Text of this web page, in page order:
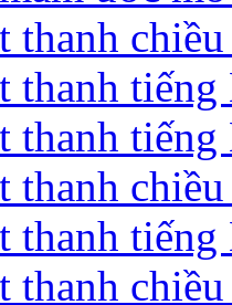
thanh
thanh
thanh
thanh
thanh
thanh